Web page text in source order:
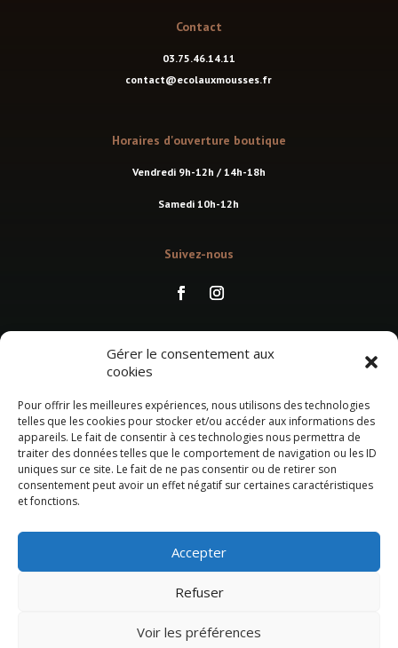
Gérer le consentement aux
cookies
Pour offrir les meilleures expériences, nous utilisons des technologies
telles que les cookies pour stocker et/ou accéder aux informations des
appareils. Le fait de consentir à ces technologies nous permettra de
traiter des données telles que le comportement de navigation ou les ID
uniques sur ce site. Le fait de ne pas consentir ou de retirer son
consentement peut avoir un effet négatif sur certaines caractéristiques
et fonctions.
Accepter
Refuser
Voir les préférences
Contact
03.75.46.14.11
contact@ecolauxmousses.fr
Horaires d'ouverture boutique
Vendredi 9h-12h / 14h-18h
Samedi 10h-12h
Suivez-nous
Suivez-nous
RÉSERVER UN ATELIER
OFFREZ UN BON CADEAU